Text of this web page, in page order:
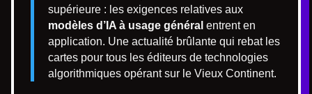
supérieure : les exigences relatives aux
modèles d’IA à usage général entrent en
application. Une actualité brûlante qui rebat les
cartes pour tous les éditeurs de technologies
algorithmiques opérant sur le Vieux Continent.